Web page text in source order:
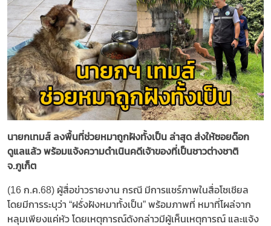
นายกเทมส์ ลงพื้นที่ช่วยหมาถูกฝังทั้งเป็น ล่าสุด ส่งให้ซอยด๊อก
ดูแลแล้ว พร้อมแจ้งความดำเนินคดีเจ้าของที่เป็นชาวต่างชาติ
จ.ภูเก็ต
(16 ก.ค.68) ผู้สื่อข่าวรายงาน กรณี มีการแชร์ภาพในสื่อโซเชียล
โดยมีการระบุว่า “ฝรั่งฝังหมาทั้งเป็น” พร้อมภาพที่ หมาที่โผล่จาก
หลุมเพียงแค่หัว โดยเหตุการณ์ดังกล่าวมีผู้เห็นเหตุการณ์ และแจ้ง